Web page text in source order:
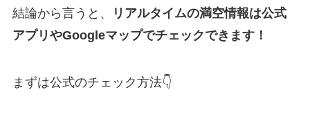
結論から言うと、
リアルタイムの満空情報は公式
アプリやGoogleマップでチェックできます！
まずは公式のチェック方法👇